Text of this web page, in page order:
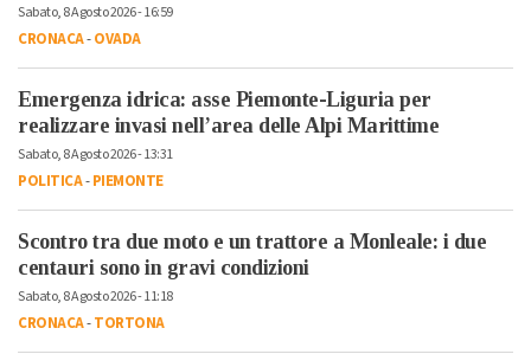
Sabato, 8 Agosto 2026 - 16:59
CRONACA-OVADA
Emergenza idrica: asse Piemonte-Liguria per
realizzare invasi nell’area delle Alpi Marittime
Sabato, 8 Agosto 2026 - 13:31
POLITICA-PIEMONTE
Scontro tra due moto e un trattore a Monleale: i due
centauri sono in gravi condizioni
Sabato, 8 Agosto 2026 - 11:18
CRONACA-TORTONA